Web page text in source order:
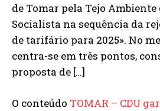
de Tomar pela Tejo
Socialista na sequência da
de tarifário para 2025». No
centra-se em três pontos,
proposta de […]
O conteúdo TOMAR – CDU